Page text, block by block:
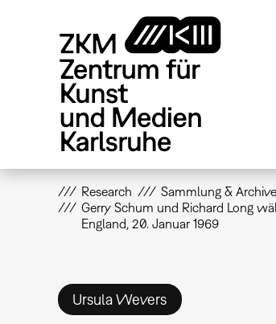
Research Sammlung & Archive
Gerry Schum und Richard Long
England, 20. Januar 1969
Ursula Wevers